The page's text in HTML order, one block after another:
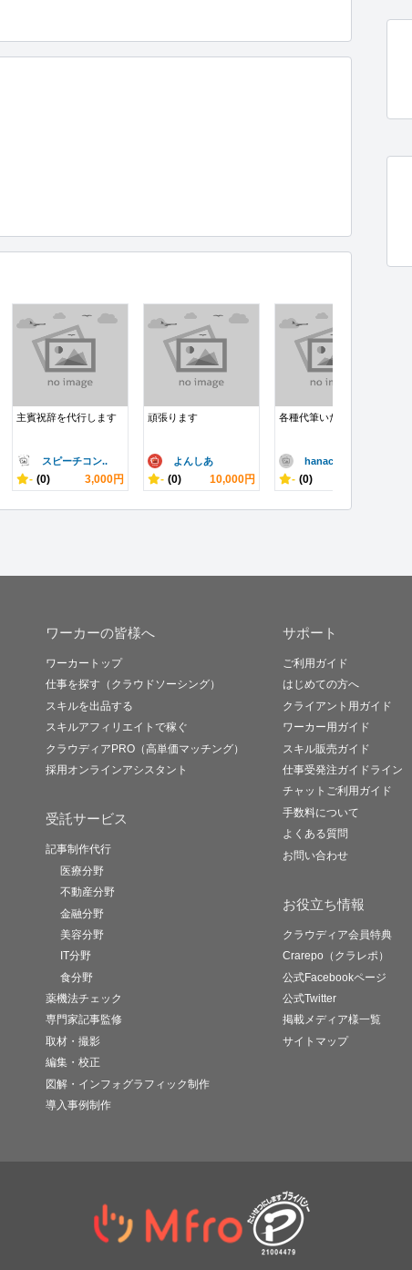
主賓祝辞を代行します
スピーチコン..
- (0) 3,000円
頑張ります
よんしあ
- (0) 10,000円
各種代筆いたします
hanaco..
- (0)
ワーカーの皆様へ
ワーカートップ
仕事を探す（クラウドソーシング）
スキルを出品する
スキルアフィリエイトで稼ぐ
クラウディアPRO（高単価マッチング）
採用オンラインアシスタント
受託サービス
記事制作代行
医療分野
不動産分野
金融分野
美容分野
IT分野
食分野
薬機法チェック
専門家記事監修
取材・撮影
編集・校正
図解・インフォグラフィック制作
導入事例制作
サポート
ご利用ガイド
はじめての方へ
クライアント用ガイド
ワーカー用ガイド
スキル販売ガイド
仕事受発注ガイドライン
チャットご利用ガイド
手数料について
よくある質問
お問い合わせ
お役立ち情報
クラウディア会員特典
Crarepo（クラレポ）
公式Facebookページ
公式Twitter
掲載メディア様一覧
サイトマップ